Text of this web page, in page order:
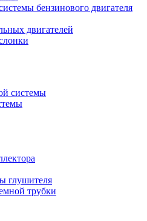
бензинового двигателя
двигателей
системы
глушителя
трубки